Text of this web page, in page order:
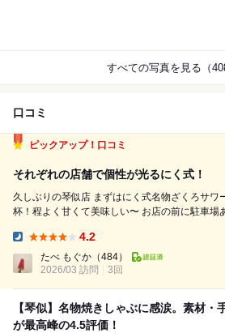
すべての写真を見る（
口コミ
ピックアップ！口コミ
それぞれの店舗で個性が光るにく式！
久しぶりの琴似店 まずはにく式名物ざくろサワーとざくろジュースで乾
杯！程よく甘くて美味しい〜 お店の前に駐車場あるのがありがたいで
ハチノスとガツとトマトのサラダ ●牛ユッケ ●上たんとネギ巻きタン ●ハ
ラ...
4.2
たべ もぐか （484）
2026/03 訪問
3回
【琴似】名物焼きしゃぶに感涙。素材・
が最高峰の4.5評価！